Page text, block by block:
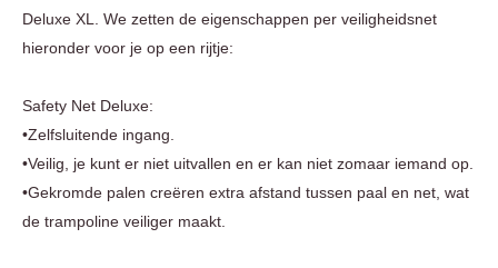
Deluxe XL. We zetten de eigenschappen per veiligheidsnet
hieronder voor je op een rijtje:
Safety Net Deluxe:
•Zelfsluitende ingang.
•Veilig, je kunt er niet uitvallen en er kan niet zomaar iemand op.
•Gekromde palen creëren extra afstand tussen paal en net, wat
de trampoline veiliger maakt.